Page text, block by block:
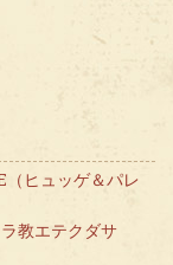
（ヒュッゲ＆パレ
教エテクダサ